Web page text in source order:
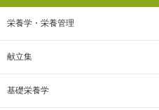
栄養学・栄養管理
献立集
基礎栄養学